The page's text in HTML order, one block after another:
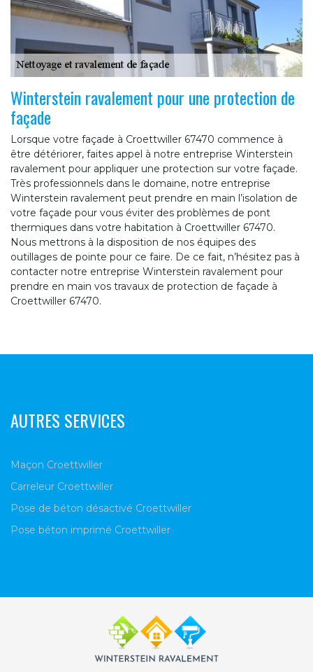
Winterstein ravalement pour une protection de
façade
Lorsque votre façade à Croettwiller 67470 commence à
être détériorer, faites appel à notre entreprise Winterstein
ravalement pour appliquer une protection sur votre façade.
Très professionnels dans le domaine, notre entreprise
Winterstein ravalement peut prendre en main l’isolation de
votre façade pour vous éviter des problèmes de pont
thermiques dans votre habitation à Croettwiller 67470.
Nous mettrons à la disposition de nos équipes des
outillages de pointe pour ce faire. De ce fait, n’hésitez pas à
contacter notre entreprise Winterstein ravalement pour
prendre en main vos travaux de protection de façade à
Croettwiller 67470.
AUTRES SERVICES
Maçon Croettwiller
Carreleur Croettwiller
Pose de béton désactivé Croettwiller
Pose béton imprimé Croettwiller